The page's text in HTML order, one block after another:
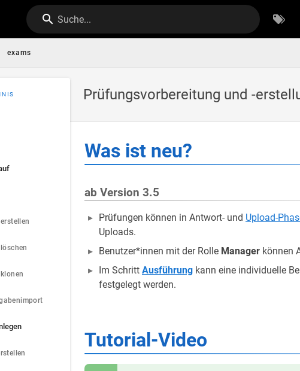
Suche...
exams
Prüfungsvorbereitung und -
Was ist neu?
ab Version 3.5
Prüfungen können in Antwort- und Upload-
Uploads.
Benutzer*innen mit der Rolle Manager können
Im Schritt Ausführung kann eine individuelle
festgelegt werden.
Tutorial-Video